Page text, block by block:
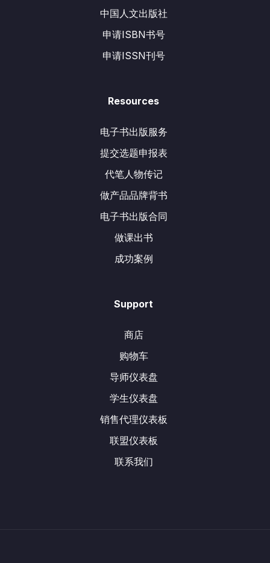
中国人文出版社
申请ISBN书号
申请ISSN刊号
Resources
电子书出版服务
提交选题申报表
代笔人物传记
做产品品牌背书
电子书出版合同
做课出书
成功案例
Support
商店
购物车
导师仪表盘
学生仪表盘
销售代理仪表板
联盟仪表板
联系我们